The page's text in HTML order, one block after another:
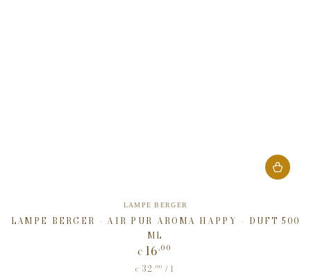
Verkäufer/in:
LAMPE BERGER
LAMPE BERGER - AIR PUR AROMA HAPPY - DUFT 500
ML
Regulärer
Preis
€ 16,00
Stückpreis
€ 32,00 / pro
l